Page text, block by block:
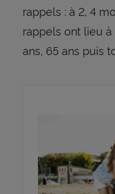
rappels : à 2, 4
rappels ont lieu à
ans, 65 ans puis